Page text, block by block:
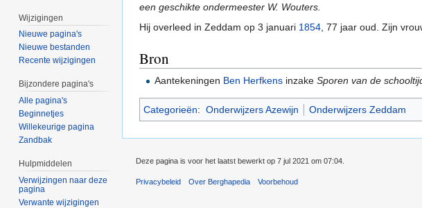
een geschikte ondermeester W. Wouters.
Hij overleed in Zeddam op 3 januari 1854, 77 jaar oud. Zijn
Bron
Aantekeningen Ben Herfkens inzakeSporen van de
Categorieën: Onderwijzers Azewijn Onderwijzers Zeddam
Wijzigingen
Nieuwe pagina's
Nieuwe bestanden
Recente wijzigingen
Bijzondere pagina's
Alle pagina's
Beginnetjes
Willekeurige pagina
Zandbak
Hulpmiddelen
Verwijzingen naar deze
pagina
Verwante wijzigingen
Deze pagina is voor het laatst bewerkt op 7 jul 2021 om 07:04.
Privacybeleid Over Berghapedia Voorbehoud